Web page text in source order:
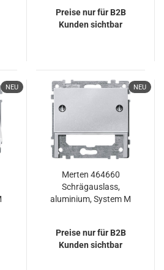
Preise nur für B2B
Kunden sichtbar
NEU NEU
Merten 464660
Schrägauslass,
aluminium, System M
Preise nur für B2B
Kunden sichtbar